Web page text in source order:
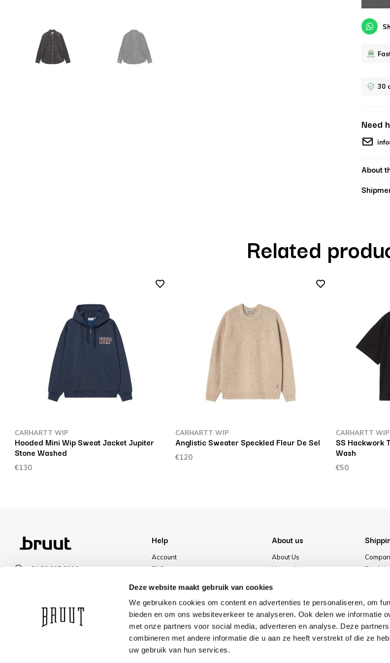
Deze website maakt gebruik van cookies
We gebruiken cookies om content en advertenties te personaliseren, om
bieden en om ons websiteverkeer te analyseren. Ook delen we informatie
met onze partners voor social media, adverteren en analyse. Deze
combineren met andere informatie die u aan ze heeft verstrekt of die ze
uw gebruik van hun services.
30
Need
About
Related
CARHARTT WIP
Hooded Mini Wip Sweat Jacket Jupiter
Stone Washed
€130
CARHARTT WIP
Anglistic Sweater Speckled Fleur De Sel
€120
CARHARTT WIP
SS Hackwork
Wash
€50
+31 23 205 2006
VIEW OPENING HOURS
Help
Account
FAQ
Payment Methods
Shipping
Discount
About us
About Us
Vacancies
Our store
Cookies